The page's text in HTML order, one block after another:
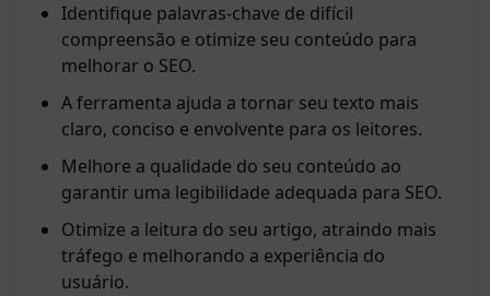
Identifique palavras-chave de difícil
compreensão e otimize seu conteúdo para
melhorar o SEO.
A ferramenta ajuda a tornar seu texto mais
claro, conciso e envolvente para os leitores.
Melhore a qualidade do seu conteúdo ao
garantir uma legibilidade adequada para SEO.
Otimize a leitura do seu artigo, atraindo mais
tráfego e melhorando a experiência do
usuário.